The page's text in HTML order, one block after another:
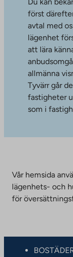
först
avtal med
lägenhet
att lära
allmänna
Tyvärr går
fastigheter
som i
Vår hemsida
lägenhets- och
för